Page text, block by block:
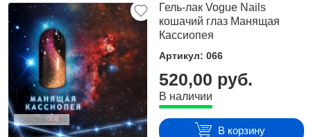
Гель-лак Vogue Nails
кошачий глаз Манящая
Кассиопея
Артикул: 066
520,00 руб.
В наличии
В корзину